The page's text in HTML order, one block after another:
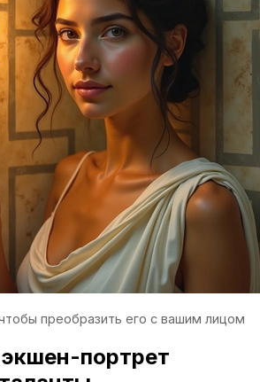
преобразить его с вашим лицом
портрет